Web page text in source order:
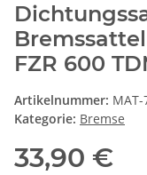
FZR 600
Artikelnummer: MAT-
Kategorie: Bremse
33,90 €